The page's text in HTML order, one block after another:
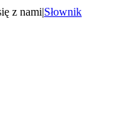
z nami|Słownik